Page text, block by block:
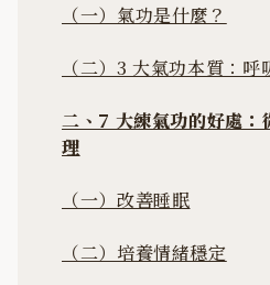
（一）氣功是什麼？
（二）3 大氣功本質：
二、7 大練氣功的好處：
理
（一）改善睡眠
（二）培養情緒穩定